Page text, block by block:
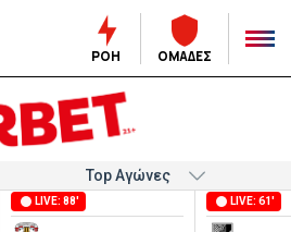
ΡΟΗ ΟΜΑΔΕΣ
LIVE: 88' LIVE: 61'